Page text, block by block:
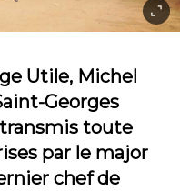
Utile, Michel
Georges
transmis toute
par le major
chef de